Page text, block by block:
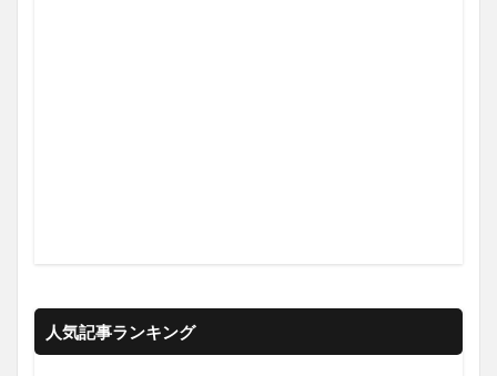
人気記事ランキング